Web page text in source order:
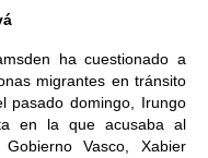
ha cuestionado a
migrantes en tránsito
pasado domingo, Irungo
en la que acusaba al
Vasco, Xabier